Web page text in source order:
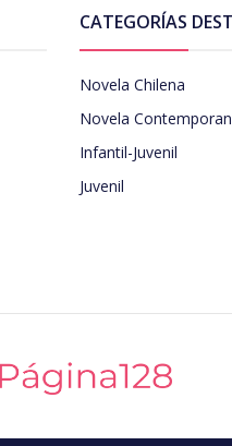
CATEGORÍAS
Novela Chilena
Novela
Infantil-Juvenil
Juvenil